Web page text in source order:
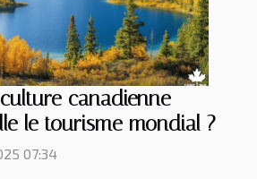
canadienne
le tourisme mondial ?
07:34